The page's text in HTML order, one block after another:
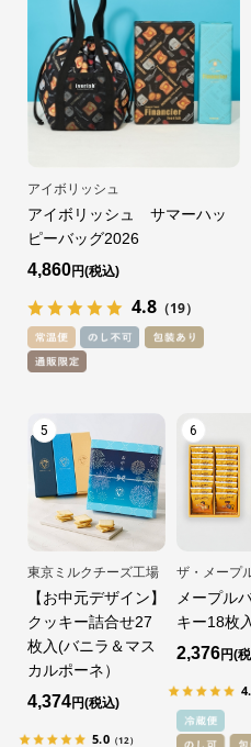
アイボリッシュ
アイボリッシュ サマーハッ
ピーバッグ2026
4,860円
4.8 （19）
5
東京ミルクチーズ工場
【お中元デザイン】
クッキー詰合せ27
枚入(バニラ＆マス
カルポーネ）
4,374円
5.0 （12）
6
ザ・メープ
メープル
キー18枚入
2,376円